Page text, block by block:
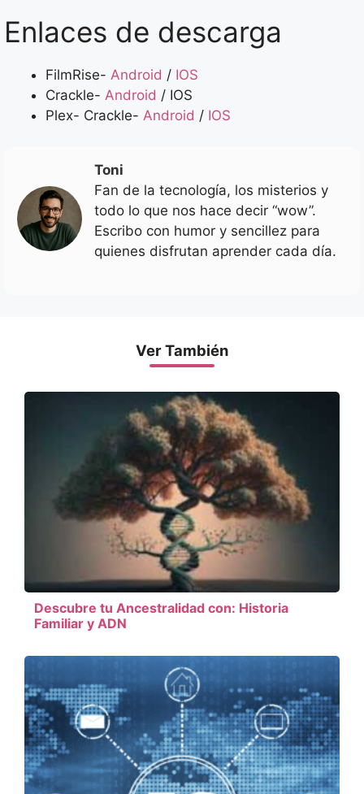
Enlaces de descarga
FilmRise- Android / IOS
Crackle- Android / IOS
Plex- Crackle- Android / IOS
Toni
Fan de la tecnología, los misterios y
todo lo que nos hace decir “wow”.
Escribo con humor y sencillez para
quienes disfrutan aprender cada día.
Ver También
Descubre tu Ancestralidad con: Historia
Familiar y ADN